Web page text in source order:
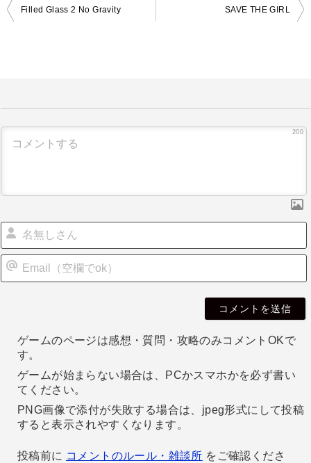
投
ー
シ
Filled Glass 2 No Gravity SAVE THE GIRL
200
ゲームのページは感想・質問・攻略のみコメントOKで
す。
ゲームが始まらない場合は、PCかスマホかを必ず書い
てください。
PNG画像で添付が失敗する場合は、jpeg形式にして投稿
すると表示されやすくなります。
投稿前に コメントのルール・雑談所 をご確認くださ